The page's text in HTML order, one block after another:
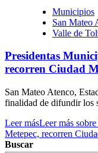
Municipios
San Mateo
Valle de
Presidentas
recorren Ciudad
San Mateo Atenco,
finalidad de difundir los
Leer másLeer más
Metepec, recorren
Buscar